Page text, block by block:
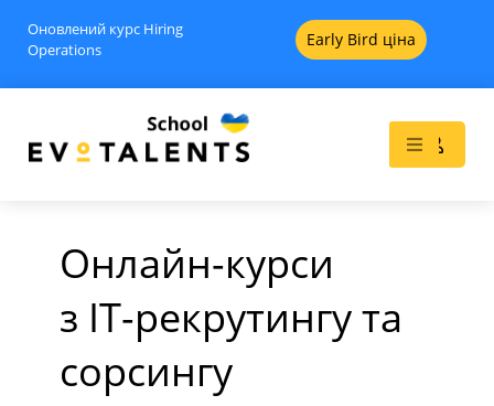
IT-рекрутинг з нуля -
Advanced
Оновлений курс Hiring
Operations
Early Bird ціна
Онлайн-курси
з IT-рекрутингу та
сорсингу